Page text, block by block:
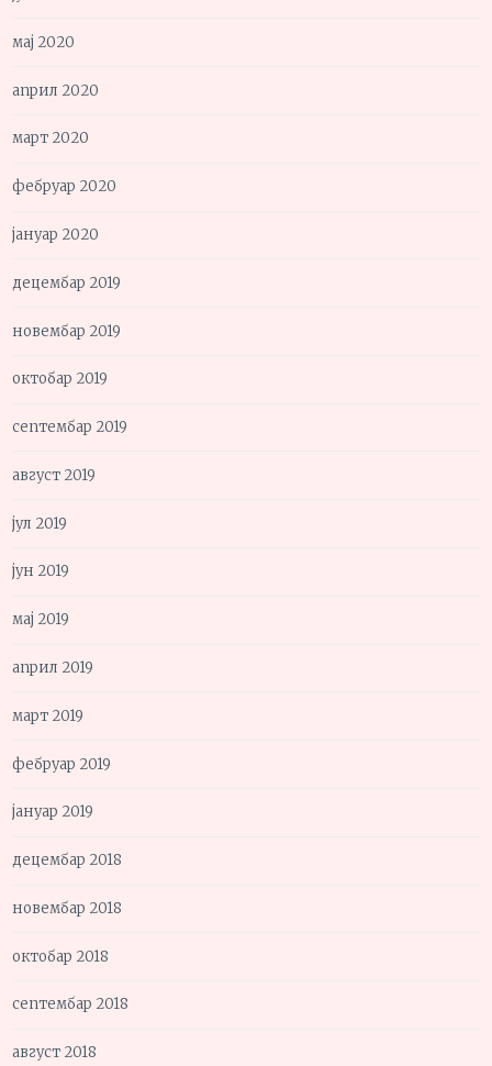
мај 2020
април 2020
март 2020
фебруар 2020
јануар 2020
децембар 2019
новембар 2019
октобар 2019
септембар 2019
август 2019
јул 2019
јун 2019
мај 2019
април 2019
март 2019
фебруар 2019
јануар 2019
децембар 2018
новембар 2018
октобар 2018
септембар 2018
август 2018